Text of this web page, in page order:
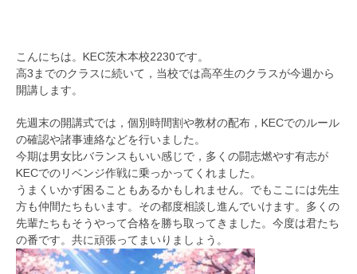
こんにちは。KEC茨木本校2230です。
高3までのクラスに続いて，当校では高卒生のクラスが今週から
開講します。
先週末の開講式では，個別時間割や教材の配布，KECでのルール
の確認や諸事連絡などを行いました。
今期は男女比バランスもいい感じで，多くの闘志燃やす有志が
KECでのリベンジ作戦に乗っかってくれました。
うまくいかず困ることもあるかもしれません。でもここには先生
方も仲間たちもいます。その都度相談し進んでいけます。多くの
先輩たちもそうやって合格を勝ち取ってきました。今度は君たち
の番です。共に頑張ってまいりましょう。